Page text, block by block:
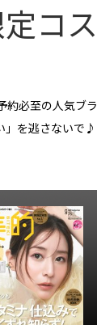
コス
約必至の人気ブラ
」を逃さないで♪